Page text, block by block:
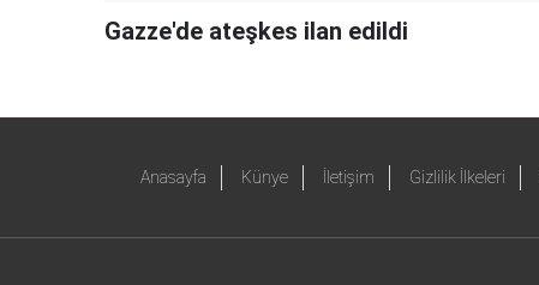
Gazze'de ateşkes ilan edildi
Anasayfa Künye İletişim Gizlilik İlkeleri